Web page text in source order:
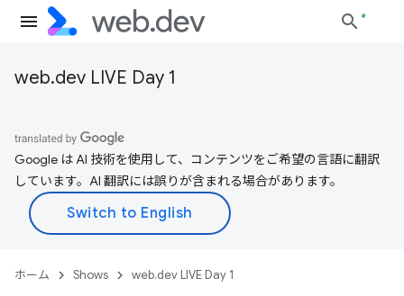
web.dev LIVE Day 1
Google は AI 技術を使用して、コンテンツをご希望の言語に翻訳
しています。AI 翻訳には誤りが含まれる場合があります。
ホーム Shows web.dev LIVE Day 1